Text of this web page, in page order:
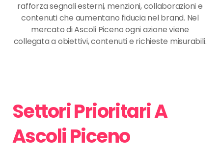
rafforza segnali esterni, menzioni, collaborazioni e
contenuti che aumentano fiducia nel brand. Nel
mercato di Ascoli Piceno ogni azione viene
collegata a obiettivi, contenuti e richieste misurabili.
Settori Prioritari A
Ascoli Piceno